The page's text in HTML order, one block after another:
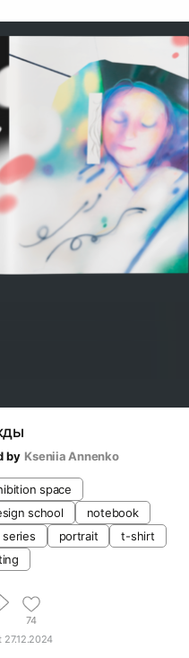
by Kseniia Аnnenko
space
school
notebook
series portrait
t-shirt
74
27.12.2024